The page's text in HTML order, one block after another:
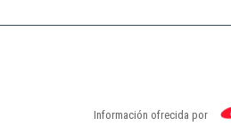
Información ofrecida por